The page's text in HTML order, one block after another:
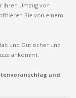
Ihren Umzug von
Sie von einem
und Gut sicher und
ankommt.
und